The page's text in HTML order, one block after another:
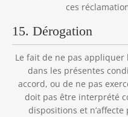
ces
15. Dérogation
Le fait de ne pas appliquer
dans les présentes
accord, ou de ne pas
doit pas être interprété
dispositions et